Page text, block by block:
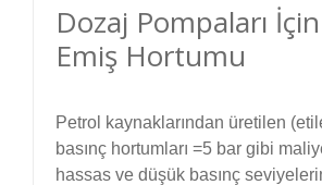
Dozaj Pompaları
Emiş Hortumu
Petrol kaynaklarından üretilen
basınç hortumları =5 bar gibi
hassas ve düşük basınç